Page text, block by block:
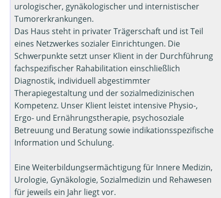
urologischer, gynäkologischer und internistischer
Tumorerkrankungen.
Das Haus steht in privater Trägerschaft und ist Teil
eines Netzwerkes sozialer Einrichtungen. Die
Schwerpunkte setzt unser Klient in der Durchführung
fachspezifischer Rahabilitation einschließlich
Diagnostik, individuell abgestimmter
Therapiegestaltung und der sozialmedizinischen
Kompetenz. Unser Klient leistet intensive Physio-,
Ergo- und Ernährungstherapie, psychosoziale
Betreuung und Beratung sowie indikationsspezifische
Information und Schulung.
Eine Weiterbildungsermächtigung für Innere Medizin,
Urologie, Gynäkologie, Sozialmedizin und Rehawesen
für jeweils ein Jahr liegt vor.